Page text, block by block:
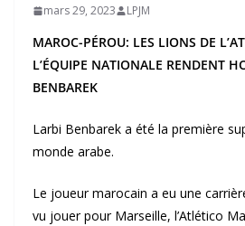
mars 29, 2023 LPJM
MAROC-PÉROU: LES LIONS DE
L’ÉQUIPE NATIONALE RENDENT
BENBAREK
Larbi Benbarek a été la première
monde arabe.
Le joueur marocain a eu une
vu jouer pour Marseille, l’Atlético